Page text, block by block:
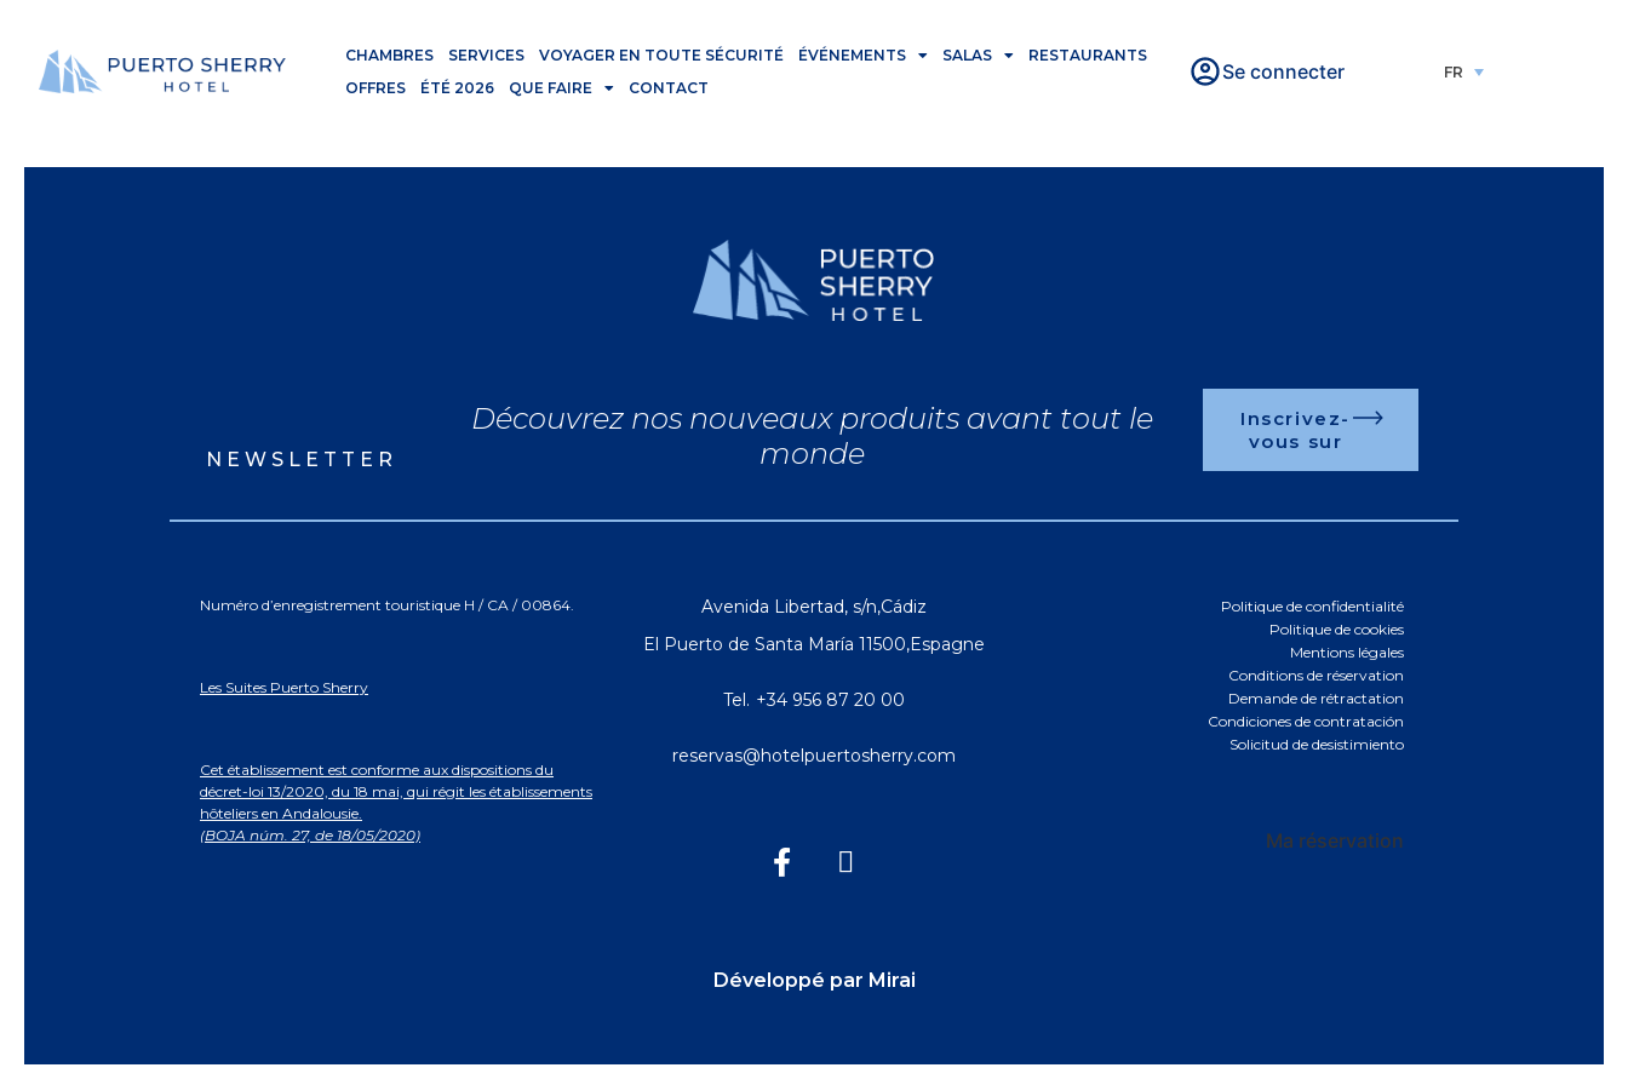
CHAMBRES SERVICES VOYAGER EN TOUTE SÉCURITÉ ÉVÉNEMENTS SALAS
RESTAURANTS
OFFRES
ÉTÉ 2026 QUE FAIRE CONTACT
Se connecter FR
NEWSLETTER
Découvrez nos nouveaux produits avant tout le
monde
Inscrivez-
vous sur
Numéro d’enregistrement touristique H / CA / 00864.
Les Suites Puerto Sherry
Cet établissement est conforme aux dispositions du
décret-loi 13/2020, du 18 mai, qui régit les établissements
hôteliers en Andalousie.
(BOJA núm. 27, de 18/05/2020)
Avenida Libertad, s/n,Cádiz
El Puerto de Santa María 11500,Espagne
Tel. +34 956 87 20 00
reservas@hotelpuertosherry.com
Politique de confidentialité
Politique de cookies
Mentions légales
Conditions de réservation
Demande de rétractation
Condiciones de contratación
Solicitud de desistimiento
Ma réservation
Développé par Mirai